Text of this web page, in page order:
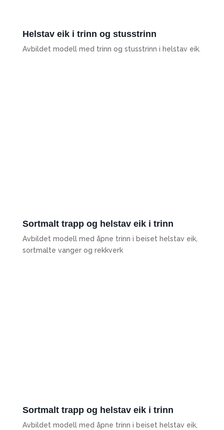
Helstav eik i trinn og stusstrinn
Avbildet modell med trinn og stusstrinn i helstav eik.
Sortmalt trapp og helstav eik i trinn
Avbildet modell med åpne trinn i beiset helstav eik,
sortmalte vanger og rekkverk
Sortmalt trapp og helstav eik i trinn
Avbildet modell med åpne trinn i beiset helstav eik,